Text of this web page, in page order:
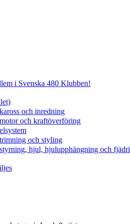
i Svenska 480 Klubben!
och inredning
och kraftöverföring
och styling
hjul, hjulupphängning och